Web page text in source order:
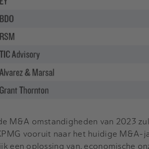
M&A omstandigheden van 2023
vooruit naar het huidige M&A-
een oplossing van, economische